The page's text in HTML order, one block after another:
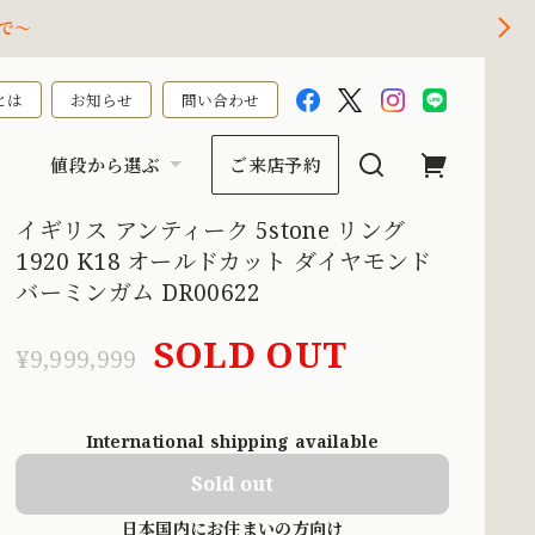
～
は お知らせ 問い合わせ
値段から選ぶ ご来店予約
イギリス アンティーク 5stone リング
1920 K18 オールドカット ダイヤモンド
バーミンガム DR00622
¥9,999,999 SOLD OUT
International shipping available
Sold out
日本国内にお住まいの方向け